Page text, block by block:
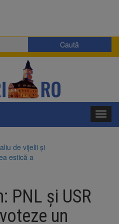
de vijelii și
estică a
de două ori în
i-au condus
în pădure la
PNL și USR
un